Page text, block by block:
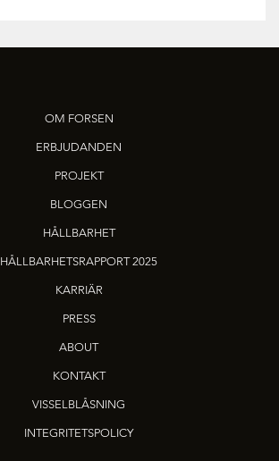
OM FORSEN
ERBJUDANDEN
PROJEKT
BLOGGEN
HÅLLBARHET
HÅLLBARHETSRAPPORT 2025
KARRIÄR
PRESS
ABOUT
KONTAKT
VISSELBLÅSNING
INTEGRITETSPOLICY